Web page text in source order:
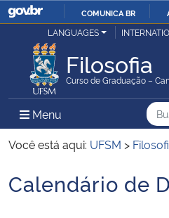
IR
COMUNICA BR
Ministério da Justiça e Segurança Pública
Ministério da Defesa
Ministério das Relações Exteriores
Ministério da Economia
LANGUAGES
Filosofia
Curso de Graduação –
Menu Menu Principal do
Você está aqui: UFSM >
Início do conteúdo
Calendário de